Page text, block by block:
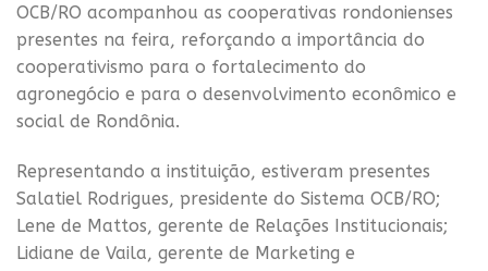
OCB/RO acompanhou as cooperativas rondonienses
presentes na feira, reforçando a importância do
cooperativismo para o fortalecimento do
agronegócio e para o desenvolvimento econômico e
social de Rondônia.
Representando a instituição, estiveram presentes
Salatiel Rodrigues, presidente do Sistema OCB/RO;
Lene de Mattos, gerente de Relações Institucionais;
Lidiane de Vaila, gerente de Marketing e